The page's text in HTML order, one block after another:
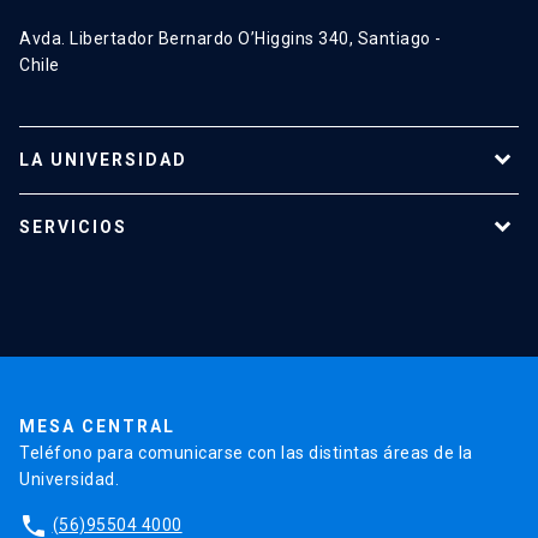
Avda. Libertador Bernardo O’Higgins 340, Santiago -
Chile
LA UNIVERSIDAD
SERVICIOS
MESA CENTRAL
Teléfono para comunicarse con las distintas áreas de la
Universidad.
phone (56)95504 4000